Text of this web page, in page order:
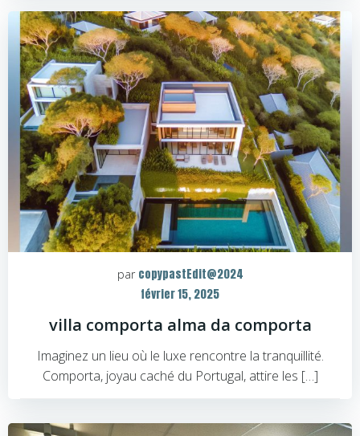
par copypastEdit@2024
février 15, 2025
villa comporta alma da comporta
Imaginez un lieu où le luxe rencontre la tranquillité.
Comporta, joyau caché du Portugal, attire les […]